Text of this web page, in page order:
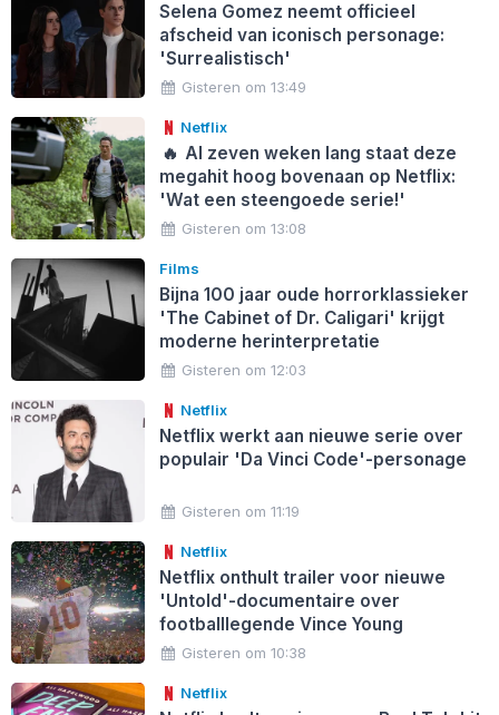
Selena Gomez neemt officieel
afscheid van iconisch personage:
'Surrealistisch'
Gisteren om 13:49
Netflix
🔥 Al zeven weken lang staat deze
megahit hoog bovenaan op Netflix:
'Wat een steengoede serie!'
Gisteren om 13:08
Films
Bijna 100 jaar oude horrorklassieker
'The Cabinet of Dr. Caligari' krijgt
moderne herinterpretatie
Gisteren om 12:03
Netflix
Netflix werkt aan nieuwe serie over
populair 'Da Vinci Code'-personage
Gisteren om 11:19
Netflix
Netflix onthult trailer voor nieuwe
'Untold'-documentaire over
footballlegende Vince Young
Gisteren om 10:38
Netflix